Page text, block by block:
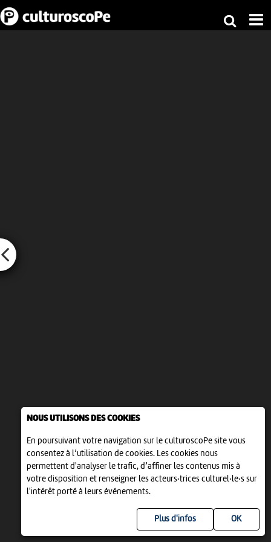
NOUS UTILISONS DES COOKIES
En poursuivant votre navigation sur le culturoscoPe site vous
consentez à l’utilisation de cookies. Les cookies nous
permettent d'analyser le trafic, d’affiner les contenus mis à
votre disposition et renseigner les acteurs·trices culturel·le·s sur
l'intérêt porté à leurs événements.
Plus d'infos